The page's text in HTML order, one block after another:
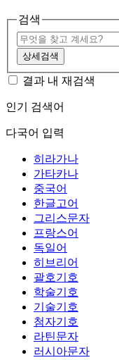
검색
상세검색
결과 내 재검색
인기 검색어
다국어 입력
히라가나
가타카나
중국어
한글고어
그리스문자
프랑스어
독일어
히브리어
괄호기호
학술기호
기술기호
첨자기호
라틴문자
러시아문자